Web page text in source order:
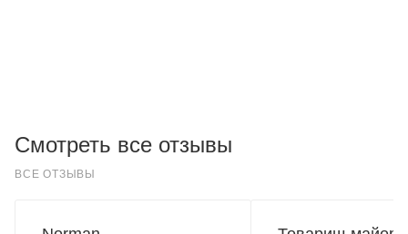
Смотреть все отзывы
ВСЕ ОТЗЫВЫ